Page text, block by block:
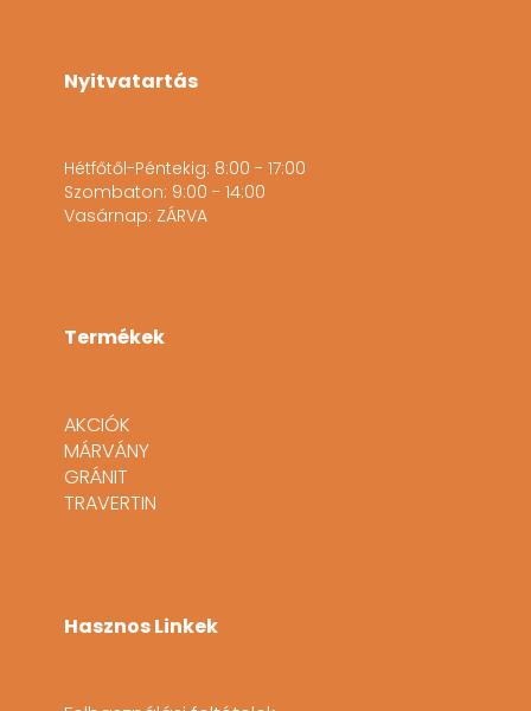
Nyitvatartás
Hétfőtől-Péntekig: 8:00 - 17:00
Szombaton: 9:00 - 14:00
Vasárnap: ZÁRVA
Termékek
AKCIÓK
MÁRVÁNY
GRÁNIT
TRAVERTIN
Hasznos Linkek